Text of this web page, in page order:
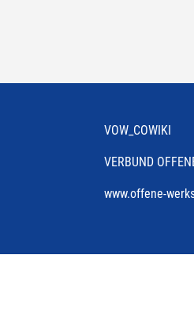
VOW_COWIKI
VERBUND
www.offene-